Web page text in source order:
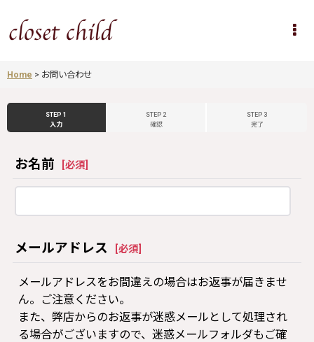
Home > お問い合わせ
STEP 1
入力
STEP 2
確認
STEP 3
完了
お名前 必須
メールアドレス 必須
メールアドレスをお間違えの場合はお返事が届きませ
ん。ご注意ください。
また、弊店からのお返事が迷惑メールとして処理され
る場合がございますので、迷惑メールフォルダもご確